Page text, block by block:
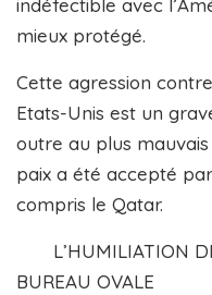
indéfectible avec
mieux protégé.
Cette agression
Etats-Unis est un
outre au plus
paix a été accepté
compris le Qatar.
L’HUMILIATION
BUREAU OVALE